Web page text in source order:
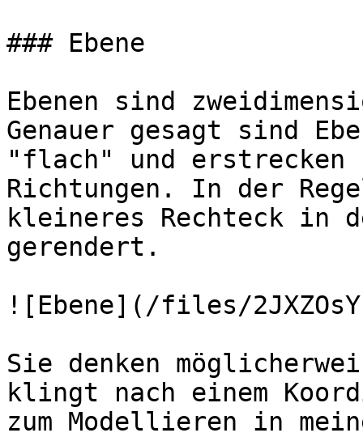
### Ebene
Ebenen sind
Genauer gesagt sind
"flach" und
Richtungen. In der
kleineres Rechteck in
gerendert.
![Ebene](/files/
Sie denken
klingt nach einem
zum Modellieren in